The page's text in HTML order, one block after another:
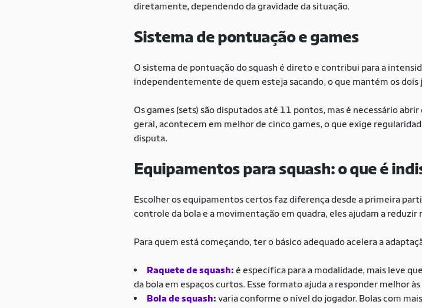
diretamente, dependendo da gravidade da situação.
Sistema de pontuação e games
O sistema de pontuação do squash é direto e contribui para a
independentemente de quem esteja sacando, o que mantém os dois
Os games (sets) são disputados até 11 pontos, mas é necessário
geral, acontecem em melhor de cinco games, o que exige
disputa.
Equipamentos para squash: o que é
Escolher os equipamentos certos faz diferença desde a primeira
controle da bola e a movimentação em quadra, eles ajudam a
Para quem está começando, ter o básico adequado acelera a
Raquete de squash: é específica para a modalidade, mais leve
da bola em espaços curtos. Esse formato ajuda a responder melhor
Bola de squash: varia conforme o nível do jogador. Bolas com